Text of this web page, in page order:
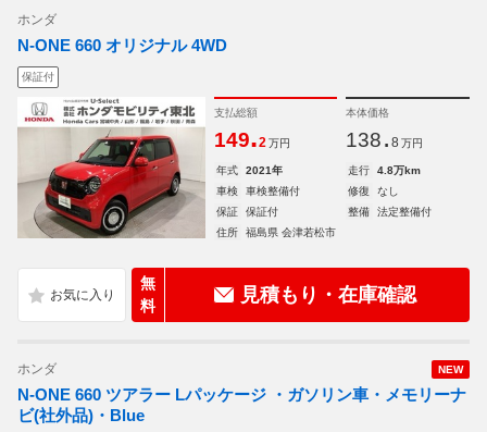
ホンダ
N-ONE 660 オリジナル 4WD
保証付
支払総額
149.2 万円
本体価格
138. 8 万円
年式 2021年 走行
4.8万km
車検
車検整備付 修復
なし
保証
保証付 整備
法定整備付
住所
福島県 会津若松市
無
料
見積もり・在庫確認
NEW
ホンダ
N-ONE 660 ツアラー Lパッケージ ・ガソリン車・メモリーナ
ビ(社外品)・Blue